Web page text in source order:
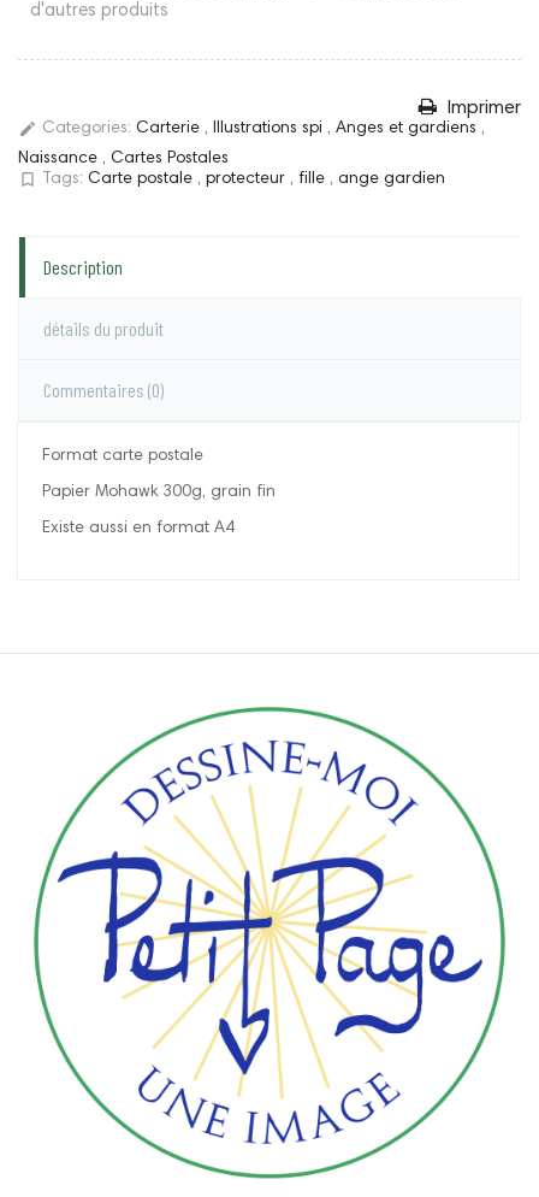
d'autres produits
Imprimer
edit Categories: Carterie , Illustrations spi , Anges et gardiens ,
Naissance , Cartes Postales
bookmark_border Tags: Carte postale , protecteur , fille , ange gardien
Description
détails du produit
Commentaires (0)
Format carte postale
Papier Mohawk 300g, grain fin
Existe aussi en format A4